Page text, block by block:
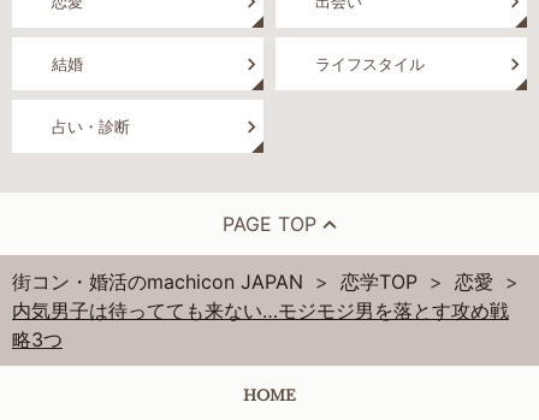
結婚 ライフスタイル
占い・診断
PAGE TOP
街コン・婚活のmachicon JAPAN 恋学TOP
恋愛
内気男子は待ってても来ない…モジモジ男を落とす攻め戦
略3つ
HOME